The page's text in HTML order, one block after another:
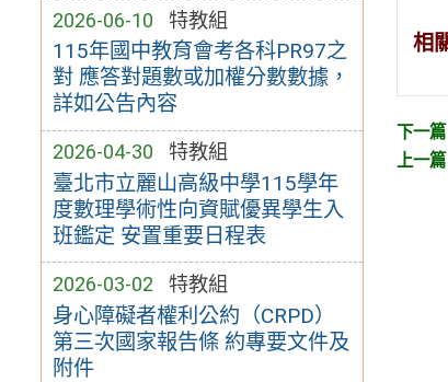
2026-06-10 特教組
115年國中教育會考各科PR97之
對 應答對題數或加權分數數據，
詳如公告內容
2026-04-30 特教組
臺北市立麗山高級中學115學年
度數理學術性向資賦優異學生入
班鑑定 安置重要日程表
2026-03-02 特教組
身心障礙者權利公約（CRPD）
第三次國家報告條 約專要文件及
附件
相